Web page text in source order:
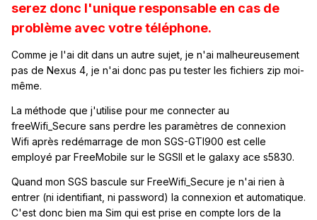
serez donc l'unique responsable en cas de
problème avec votre téléphone.
Comme je l'ai dit dans un autre sujet, je n'ai malheureusement
pas de Nexus 4, je n'ai donc pas pu tester les fichiers zip moi-
même.
La méthode que j'utilise pour me connecter au
freeWifi_Secure sans perdre les paramètres de connexion
Wifi après redémarrage de mon SGS-GTI900 est celle
employé par FreeMobile sur le SGSII et le galaxy ace s5830.
Quand mon SGS bascule sur FreeWifi_Secure je n'ai rien à
entrer (ni identifiant, ni password) la connexion et automatique.
C'est donc bien ma Sim qui est prise en compte lors de la